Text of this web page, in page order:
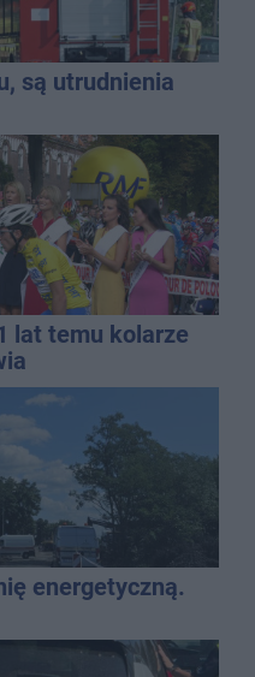
są utrudnienia
lat temu kolarze
energetyczną.